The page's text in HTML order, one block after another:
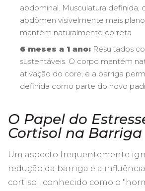
abdominal. Musculatura definida,
abdômen visivelmente mais
mantém naturalmente correta
6 meses a 1 ano: Resultados
sustentáveis. O corpo mantém
ativação do core, e a barriga
definida como parte do novo
O Papel do
Cortisol na Barriga
Um aspecto frequentemente
redução da barriga é a
cortisol, conhecido como o